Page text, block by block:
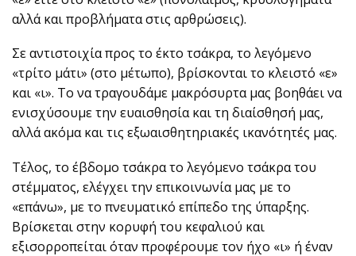
αλλά και προβλήματα στις αρθρώσεις).
Σε αντιστοιχία προς το έκτο τσάκρα, το λεγόμενο
«τρίτο μάτι» (στο μέτωπο), βρίσκονται το κλειστό «ε»
και «ι». Το να τραγουδάμε μακρόσυρτα μας βοηθάει να
ενισχύσουμε την ευαισθησία και τη διαίσθησή μας,
αλλά ακόμα και τις εξωαισθητηριακές ικανότητές μας.
Τέλος, το έβδομο τσάκρα το λεγόμενο τσάκρα του
στέμματος, ελέγχει την επικοινωνία μας με το
«επάνω», με το πνευματικό επίπεδο της ύπαρξης.
Βρίσκεται στην κορυφή του κεφαλιού και
εξισορροπείται όταν προφέρουμε τον ήχο «ι» ή έναν